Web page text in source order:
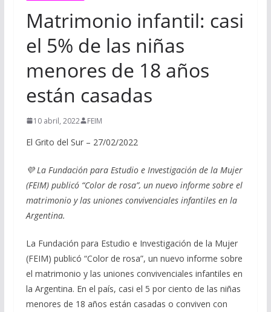
Matrimonio infantil: casi
el 5% de las niñas
menores de 18 años
están casadas
10 abril, 2022 FEIM
El Grito del Sur – 27/02/2022
💜 La Fundación para Estudio e Investigación de la Mujer
(FEIM) publicó “Color de rosa”, un nuevo informe sobre el
matrimonio y las uniones convivenciales infantiles en la
Argentina.
La Fundación para Estudio e Investigación de la Mujer
(FEIM) publicó “Color de rosa”, un nuevo informe sobre
el matrimonio y las uniones convivenciales infantiles en
la Argentina. En el país, casi el 5 por ciento de las niñas
menores de 18 años están casadas o conviven con